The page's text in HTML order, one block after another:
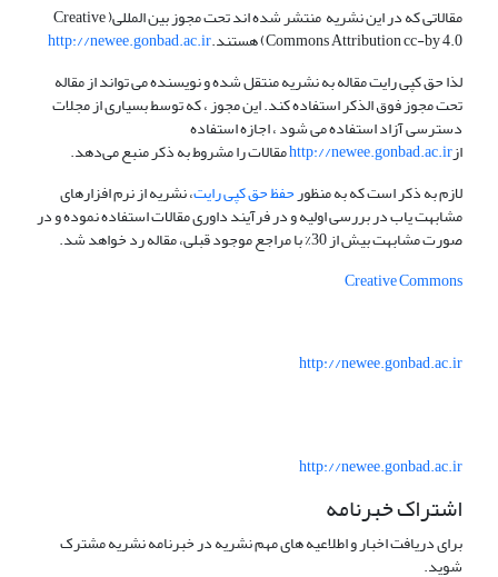
مقالاتی که در این نشریه منتشر شده اند تحت مجوز بین المللی( Creative
Commons Attribution cc-by 4.0) هستند.
http://newee.gonbad.ac.ir
لذا حق کپی رایت مقاله به نشریه منتقل شده و نویسنده می تواند از مقاله
تحت مجوز فوق الذکر استفاده کند. این مجوز ، که توسط بسیاری از مجلات
دسترسی آزاد استفاده می شود ، اجازه استفاده
ازhttp://newee.gonbad.ac.irمقالات را مشروط به ذکر منبع می‌دهد.
لازم به ذکر است که به منظورحفظ حق کپی رایت، نشریه از نرم افزارهای
مشابهت یاب در بررسی اولیه و در فرآیند داوری مقالات استفاده نموده و در
صورت مشابهت بیش از 30% با مراجع موجود قبلی، مقاله رد خواهد شد.
Creative Commons
http://newee.gonbad.ac.ir
http://newee.gonbad.ac.ir
اشتراک خبرنامه
برای دریافت اخبار و اطلاعیه های مهم نشریه در خبرنامه نشریه مشترک
شوید.